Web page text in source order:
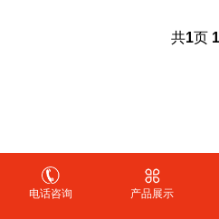
共1页 1
Copyright @ 2011-2025 北京华艺恒
电话咨询 产品展示